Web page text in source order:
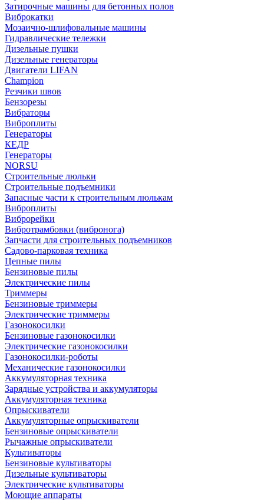
Затирочные машины для бетонных полов
Виброкатки
Мозаично-шлифовальные машины
Гидравлические тележки
Дизельные пушки
Дизельные генераторы
Двигатели LIFAN
Champion
Резчики швов
Бензорезы
Вибраторы
Виброплиты
Генераторы
КЕДР
Генераторы
NORSU
Строительные люльки
Строительные подъемники
Запасные части к строительным люлькам
Виброплиты
Виброрейки
Вибротрамбовки (вибронога)
Запчасти для строительных подъемников
Садово-парковая техника
Цепные пилы
Бензиновые пилы
Электрические пилы
Триммеры
Бензиновые триммеры
Электрические триммеры
Газонокосилки
Бензиновые газонокосилки
Электрические газонокосилки
Газонокосилки-роботы
Механические газонокосилки
Аккумуляторная техника
Зарядные устройства и аккумуляторы
Аккумуляторная техника
Опрыскиватели
Аккумуляторные опрыскиватели
Бензиновые опрыскиватели
Рычажные опрыскиватели
Культиваторы
Бензиновые культиваторы
Дизельные культиваторы
Электрические культиваторы
Моющие аппараты